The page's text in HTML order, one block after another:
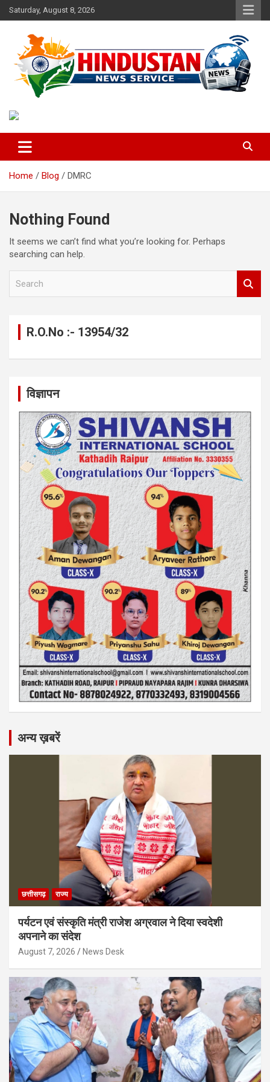
Skip
to
Saturday, August 8, 2026
Hindustan News Service
Home Blog DMRC
Nothing Found
It seems we can’t find what you’re looking for. Perhaps
searching can help.
R.O.No :- 13954/32
विज्ञापन
अन्य ख़बरें
छत्तीसगढ़ राज्य
पर्यटन एवं संस्कृति मंत्री राजेश अग्रवाल ने दिया स्वदेशी
अपनाने का संदेश
August 7, 2026 News Desk